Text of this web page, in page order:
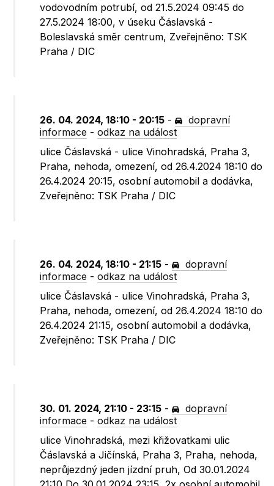
vodovodním potrubí, od 21.5.2024 09:45 do
27.5.2024 18:00, v úseku Čáslavská -
Boleslavská směr centrum, Zveřejněno: TSK
Praha / DIC
26. 04. 2024, 18:10 - 20:15 -
dopravní
informace -odkaz na událost
ulice Čáslavská - ulice Vinohradská, Praha 3,
Praha, nehoda, omezení, od 26.4.2024 18:10 do
26.4.2024 20:15, osobní automobil a dodávka,
Zveřejněno: TSK Praha / DIC
26. 04. 2024, 18:10 - 21:15 -
dopravní
informace -odkaz na událost
ulice Čáslavská - ulice Vinohradská, Praha 3,
Praha, nehoda, omezení, od 26.4.2024 18:10 do
26.4.2024 21:15, osobní automobil a dodávka,
Zveřejněno: TSK Praha / DIC
30. 01. 2024, 21:10 - 23:15 -
dopravní
informace -odkaz na událost
ulice Vinohradská, mezi křižovatkami ulic
Čáslavská a Jičínská, Praha 3, Praha, nehoda,
neprůjezdný jeden jízdní pruh, Od 30.01.2024